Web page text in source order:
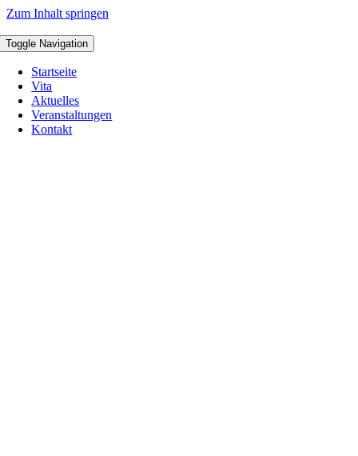
Zum Inhalt springen
Toggle Navigation
Startseite
Vita
Aktuelles
Veranstaltungen
Kontakt